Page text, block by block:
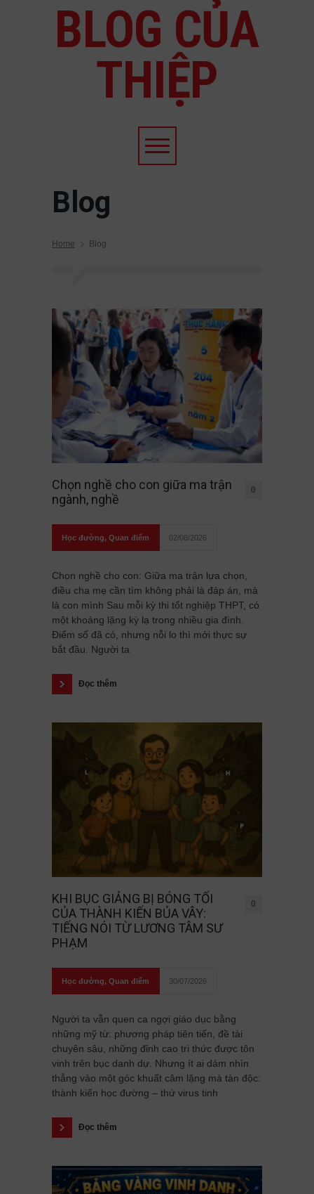
BLOG CỦA
THIỆP
Blog
Home Blog
Chọn nghề cho con giữa ma trận
ngành, nghề
0
Học đường, Quan điểm 02/08/2026
Chọn nghề cho con: Giữa ma trận lựa chọn,
điều cha mẹ cần tìm không phải là đáp án, mà
là con mình Sau mỗi kỳ thi tốt nghiệp THPT, có
một khoảng lặng kỳ lạ trong nhiều gia đình.
Điểm số đã có, nhưng nỗi lo thì mới thực sự
bắt đầu. Người ta
Đọc thêm
KHI BỤC GIẢNG BỊ BÓNG TỐI
CỦA THÀNH KIẾN BỦA VÂY:
TIẾNG NÓI TỪ LƯƠNG TÂM SƯ
PHẠM
0
Học đường, Quan điểm 30/07/2026
Người ta vẫn quen ca ngợi giáo dục bằng
những mỹ từ: phương pháp tiên tiến, đề tài
chuyên sâu, những đỉnh cao tri thức được tôn
vinh trên bục danh dự. Nhưng ít ai dám nhìn
thẳng vào một góc khuất câm lặng mà tàn độc:
thành kiến học đường – thứ virus tinh
Đọc thêm